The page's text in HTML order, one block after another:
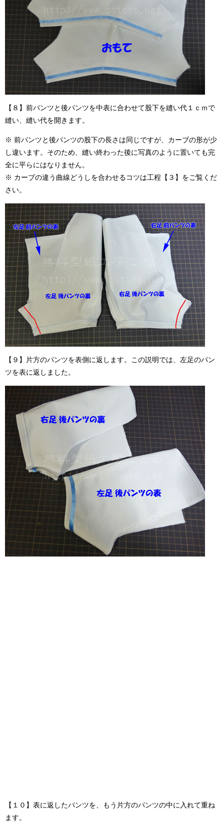
【８】前パンツと後パンツを中表に合わせて股下を縫い代１ｃｍで
縫い、縫い代を開きます。
※ 前パンツと後パンツの股下の長さは同じですが、カーブの形が少
し違います。そのため、縫い終わった後に写真のように置いても完
全に平らにはなりません。
※ カーブの違う曲線どうしを合わせるコツは工程【３】をご覧くだ
さい。
【９】片方のパンツを表側に返します。この説明では、左足のパン
ツを表に返しました。
【１０】表に返したパンツを、もう片方のパンツの中に入れて重ね
ます。